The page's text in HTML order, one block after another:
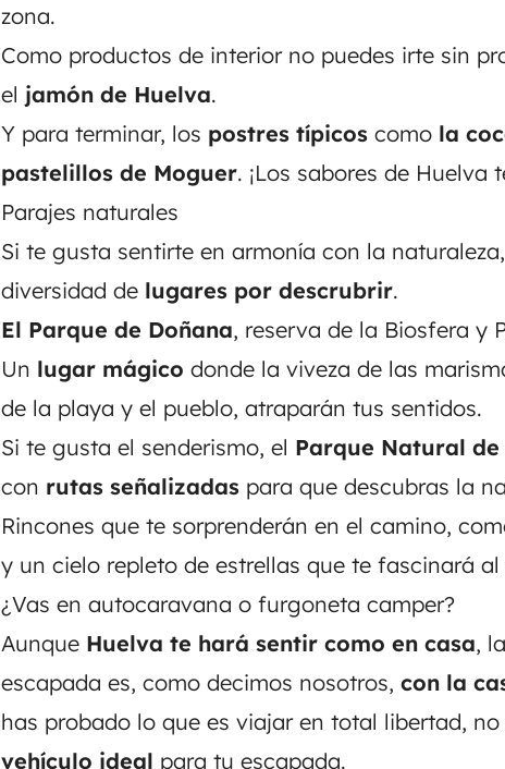
zona.
Como productos de interior no puedes irte sin
el jamón de Huelva.
Y para terminar, los postres típicos como la
pastelillos de Moguer. ¡Los sabores de Huelva
Parajes naturales
Si te gusta sentirte en armonía con la
diversidad de lugares por descrubrir.
El Parque de Doñana, reserva de la Biosfera y
Un lugar mágico donde la viveza de las
de la playa y el pueblo, atraparán tus sentidos.
Si te gusta el senderismo, el Parque Natural
con rutas señalizadas para que descubras la
Rincones que te sorprenderán en el camino,
y un cielo repleto de estrellas que te fascinará al
¿Vas en autocaravana o furgoneta camper?
Aunque Huelva te hará sentir como en casa,
escapada es, como decimos nosotros, con la
has probado lo que es viajar en total libertad, no
vehículo ideal para tu escapada.